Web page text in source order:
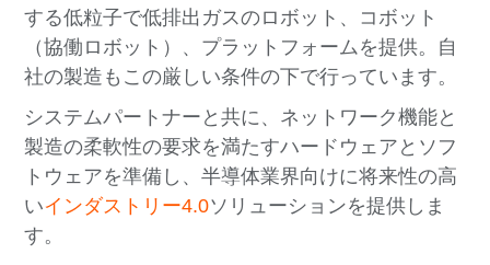
する低粒子で低排出ガスのロボット、コボット
（協働ロボット）、プラットフォームを提供。自
社の製造もこの厳しい条件の下で行っています。
システムパートナーと共に、ネットワーク機能と
製造の柔軟性の要求を満たすハードウェアとソフ
トウェアを準備し、半導体業界向けに将来性の高
いインダストリー4.0ソリューションを提供しま
す。